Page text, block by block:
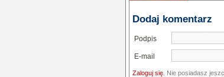
Dodaj komentarz
Podpis
E-mail
Zaloguj się . Nie posiadasz